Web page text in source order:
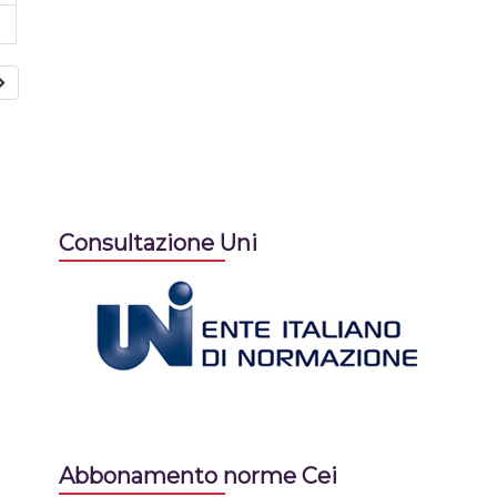
Consultazione Uni
Abbonamento norme Cei